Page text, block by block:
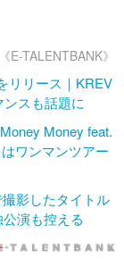
《E-TALENTBANK》
リリース｜KREV
スも話題に
Money feat.
ワンマンツアー
影したタイトル
演も控える